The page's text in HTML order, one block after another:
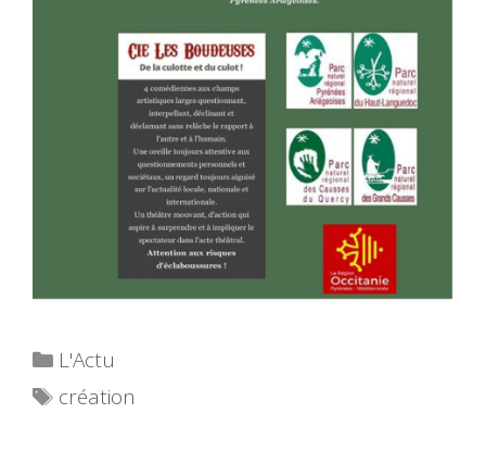
Catégories
L'Actu
Étiquettes
création